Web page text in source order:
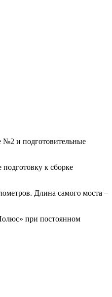
№2 и подготовительные
к сборке
Длина самого моста –
при постоянном